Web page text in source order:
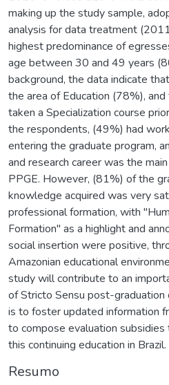
making up the study sample,
analysis for data treatment
highest predominance of
age between 30 and 49 years
background, the data indicate
the area of Education (78%),
taken a Specialization course
the respondents, (49%) had
entering the graduate program,
and research career was the
PPGE. However, (81%) of the
knowledge acquired was very
professional formation, with
Formation" as a highlight and
social insertion were positive,
Amazonian educational
study will contribute to an
of Stricto Sensu post-graduation
is to foster updated information
to compose evaluation
this continuing education in Brazil.
Resumo